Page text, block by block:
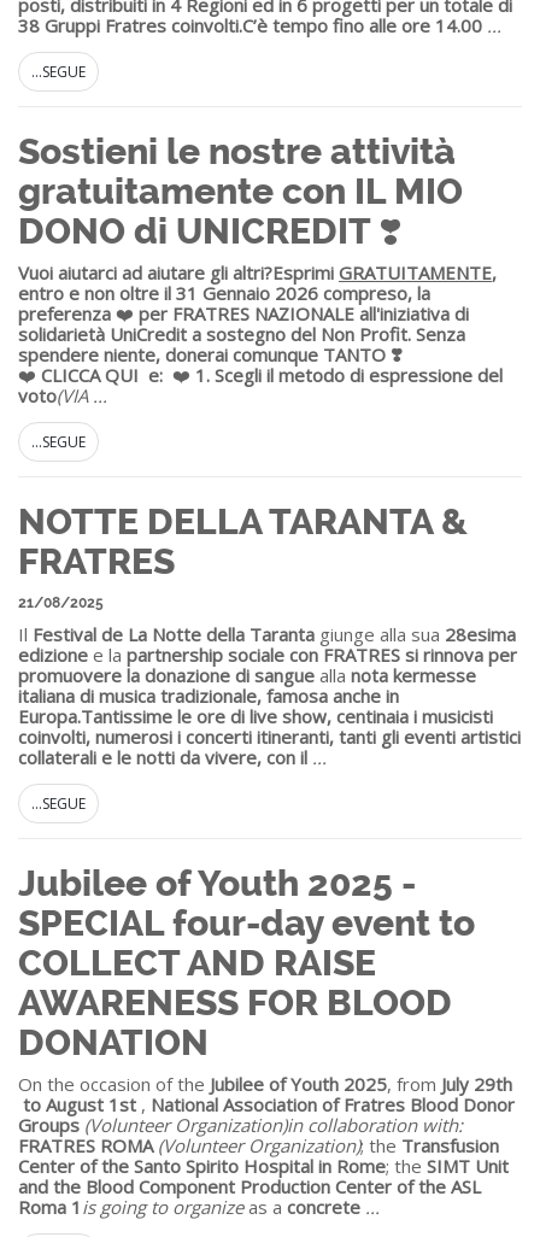
38 Gruppi Fratres coinvolti.C’è tempo fino alle ore 14.00 ...
...SEGUE
Sostieni le nostre attività
gratuitamente con IL MIO
DONO di UNICREDIT ❣️
Vuoi aiutarci ad aiutare gli altri?Esprimi GRATUITAMENTE,
entro e non oltre il 31 Gennaio 2026 compreso, la
preferenza ❤️ per FRATRES NAZIONALE all'iniziativa di
solidarietà UniCredit a sostegno del Non Profit. Senza
spendere niente, donerai comunque TANTO ❣️
❤️ CLICCA QUI e: ❤️ 1. Scegli il metodo di espressione del
voto(VIA...
...SEGUE
NOTTE DELLA TARANTA &
FRATRES
21/08/2025
Il Festival de La Notte della Taranta giunge alla sua 28esima
edizione e la partnership sociale con FRATRES si rinnova per
promuovere la donazione di sangue alla nota kermesse
italiana di musica tradizionale, famosa anche in
Europa.Tantissime le ore di live show, centinaia i musicisti
coinvolti, numerosi i concerti itineranti, tanti gli eventi artistici
collaterali e le notti da vivere, con il ...
...SEGUE
Jubilee of Youth 2025 -
SPECIAL four-day event to
COLLECT AND RAISE
AWARENESS FOR BLOOD
DONATION
On the occasion of the Jubilee of Youth 2025, from July 29th
to August 1st , National Association of Fratres Blood Donor
Groups (Volunteer Organization)in collaboration with:
FRATRES ROMA (Volunteer Organization); the Transfusion
Center of the Santo Spirito Hospital in Rome; the SIMT Unit
and the Blood Component Production Center of the ASL
Roma 1 is going to organizeas a concrete ...